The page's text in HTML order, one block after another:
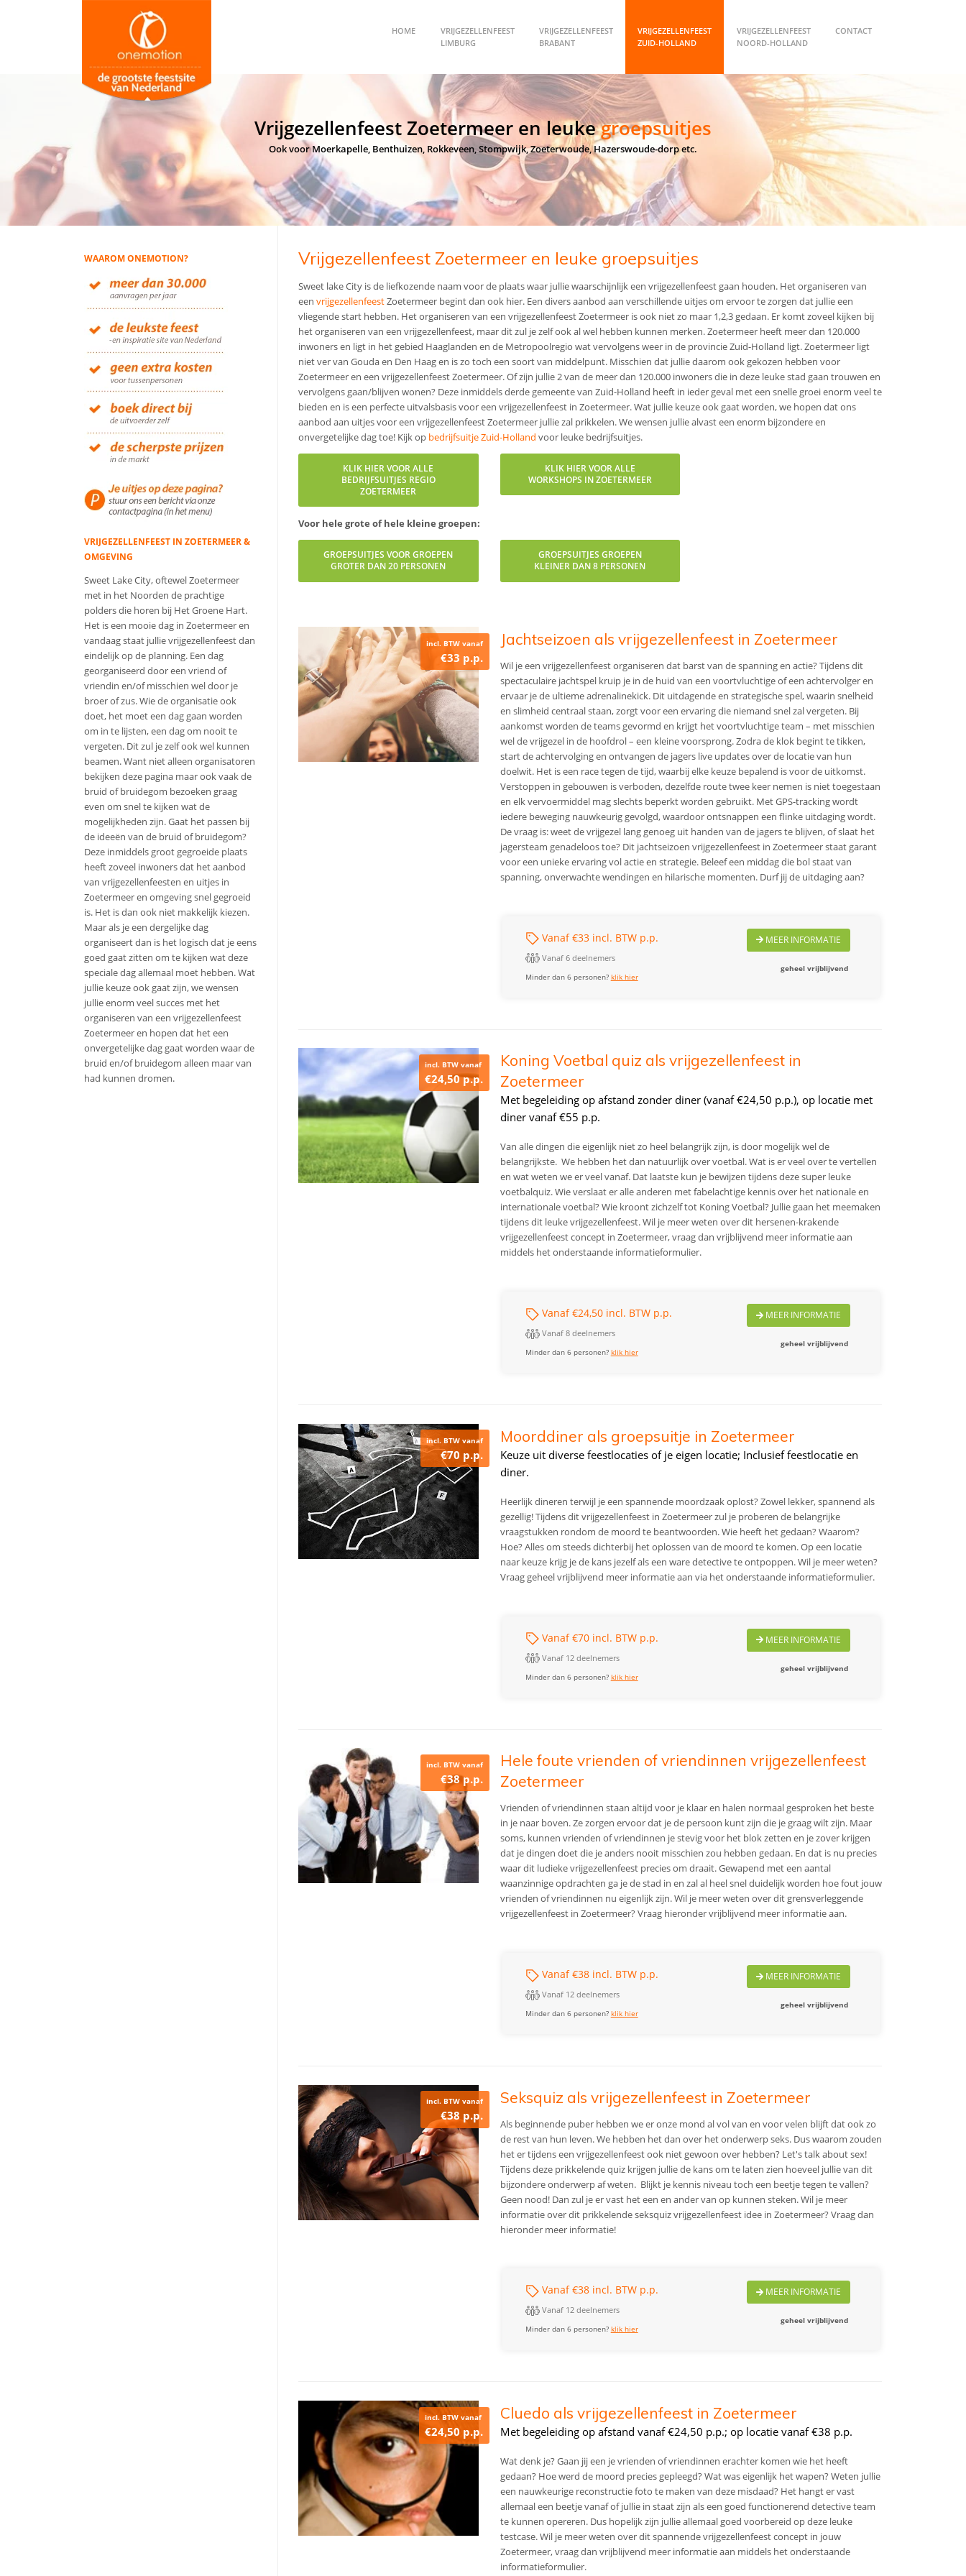
HOME
VRIJGEZELLENFEEST
LIMBURG
VRIJGEZELLENFEEST
BRABANT
VRIJGEZELLENFEEST
ZUID-HOLLAND
VRIJGEZELLENFEEST
NOORD-HOLLAND
CONTACT
Vrijgezellenfeest Zoetermeer en leukegroepsuitjes
Ook voor Moerkapelle, Benthuizen, Rokkeveen, Stompwijk, Zoeterwoude, Hazerswoude-dorp etc.
Vrijgezellenfeest Zoetermeer en leuke groepsuitjes
Sweet lake City is de liefkozende naam voor de plaats waar jullie waarschijnlijk een vrijgezellenfeest gaan houden. Het organiseren van
een vrijgezellenfeestZoetermeer begint dan ook hier. Een divers aanbod aan verschillende uitjes om ervoor te zorgen dat jullie een
vliegende start hebben. Het organiseren van een vrijgezellenfeest Zoetermeer is ook niet zo maar 1,2,3 gedaan. Er komt zoveel kijken bij
het organiseren van een vrijgezellenfeest, maar dit zul je zelf ook al wel hebben kunnen merken. Zoetermeer heeft meer dan 120.000
inwoners en ligt in het gebied Haaglanden en de Metropoolregio wat vervolgens weer in de provincie Zuid-Holland ligt. Zoetermeer ligt
niet ver van Gouda en Den Haag en is zo toch een soort van middelpunt. Misschien dat jullie daarom ook gekozen hebben voor
Zoetermeer en een vrijgezellenfeest Zoetermeer. Of zijn jullie 2 van de meer dan 120.000 inwoners die in deze leuke stad gaan trouwen en
vervolgens gaan/blijven wonen? Deze inmiddels derde gemeente van Zuid-Holland heeft in ieder geval met een snelle groei enorm veel te
bieden en is een perfecte uitvalsbasis voor een vrijgezellenfeest in Zoetermeer. Wat jullie keuze ook gaat worden, we hopen dat ons
aanbod aan uitjes voor een vrijgezellenfeest Zoetermeer jullie zal prikkelen. We wensen jullie alvast een enorm bijzondere en
onvergetelijke dag toe! Kijk op bedrijfsuitje Zuid-Holland voor leuke bedrijfsuitjes.
KLIK HIER VOOR ALLE
BEDRIJFSUITJES REGIO
ZOETERMEER
KLIK HIER VOOR ALLE
WORKSHOPS IN ZOETERMEER
Voor hele grote of hele kleine groepen:
GROEPSUITJES VOOR GROEPEN
GROTER DAN 20 PERSONEN
GROEPSUITJES GROEPEN
KLEINER DAN 8 PERSONEN
incl. BTW vanaf
€33 p.p.
Jachtseizoen als vrijgezellenfeest in Zoetermeer
Wil je een vrijgezellenfeest organiseren dat barst van de spanning en actie? Tijdens dit
spectaculaire jachtspel kruip je in de huid van een voortvluchtige of een achtervolger en
ervaar je de ultieme adrenalinekick. Dit uitdagende en strategische spel, waarin snelheid
en slimheid centraal staan, zorgt voor een ervaring die niemand snel zal vergeten. Bij
aankomst worden de teams gevormd en krijgt het voortvluchtige team – met misschien
wel de vrijgezel in de hoofdrol – een kleine voorsprong. Zodra de klok begint te tikken,
start de achtervolging en ontvangen de jagers live updates over de locatie van hun
doelwit. Het is een race tegen de tijd, waarbij elke keuze bepalend is voor de uitkomst.
Verstoppen in gebouwen is verboden, dezelfde route twee keer nemen is niet toegestaan
en elk vervoermiddel mag slechts beperkt worden gebruikt. Met GPS-tracking wordt
iedere beweging nauwkeurig gevolgd, waardoor ontsnappen een flinke uitdaging wordt.
De vraag is: weet de vrijgezel lang genoeg uit handen van de jagers te blijven, of slaat het
jagersteam genadeloos toe? Dit jachtseizoen vrijgezellenfeest in Zoetermeer staat garant
voor een unieke ervaring vol actie en strategie. Beleef een middag die bol staat van
spanning, onverwachte wendingen en hilarische momenten. Durf jij de uitdaging aan?
Vanaf €33 incl. BTW p.p.
Vanaf 6 deelnemers
Minder dan 6 personen? klik hier
MEER INFORMATIE
geheel vrijblijvend
incl. BTW vanaf
€24,50 p.p.
Koning Voetbal quiz als vrijgezellenfeest in
Zoetermeer
Met begeleiding op afstand zonder diner (vanaf €24,50 p.p.), op locatie met
diner vanaf €55 p.p.
Van alle dingen die eigenlijk niet zo heel belangrijk zijn, is door mogelijk wel de
belangrijkste. We hebben het dan natuurlijk over voetbal. Wat is er veel over te vertellen
en wat weten we er veel vanaf. Dat laatste kun je bewijzen tijdens deze super leuke
voetbalquiz. Wie verslaat er alle anderen met fabelachtige kennis over het nationale en
internationale voetbal? Wie kroont zichzelf tot Koning Voetbal? Jullie gaan het meemaken
tijdens dit leuke vrijgezellenfeest.Wil je meer weten over dit hersenen-krakende
vrijgezellenfeest concept in Zoetermeer, vraag dan vrijblijvend meer informatie aan
middels het onderstaande informatieformulier.
Vanaf €24,50 incl. BTW p.p.
Vanaf 8 deelnemers
Minder dan 6 personen? klik hier
MEER INFORMATIE
geheel vrijblijvend
incl. BTW vanaf
€70 p.p.
Moorddiner als groepsuitje in Zoetermeer
Keuze uit diverse feestlocaties of je eigen locatie; Inclusief feestlocatie en
diner.
Heerlijk dineren terwijl je een spannende moordzaak oplost? Zowel lekker, spannend als
gezellig! Tijdens dit vrijgezellenfeest in Zoetermeer zul je proberen de belangrijke
vraagstukken rondom de moord te beantwoorden. Wie heeft het gedaan? Waarom?
Hoe? Alles om steeds dichterbij het oplossen van de moord te komen. Op een locatie
naar keuze krijg je de kans jezelf als een ware detective te ontpoppen. Wil je meer weten?
Vraag geheel vrijblijvend meer informatie aan via het onderstaande informatieformulier.
Vanaf €70 incl. BTW p.p.
Vanaf 12 deelnemers
Minder dan 6 personen? klik hier
MEER INFORMATIE
geheel vrijblijvend
incl. BTW vanaf
€38 p.p.
Hele foute vrienden of vriendinnen vrijgezellenfeest
Zoetermeer
Vrienden of vriendinnen staan altijd voor je klaar en halen normaal gesproken het beste
in je naar boven. Ze zorgen ervoor dat je de persoon kunt zijn die je graag wilt zijn. Maar
soms, kunnen vrienden of vriendinnen je stevig voor het blok zetten en je zover krijgen
dat je dingen doet die je anders nooit misschien zou hebben gedaan. En dat is nu precies
waar dit ludieke vrijgezellenfeest precies om draait. Gewapend met een aantal
waanzinnige opdrachten ga je de stad in en zal al heel snel duidelijk worden hoe fout jouw
vrienden of vriendinnen nu eigenlijk zijn. Wil je meer weten over dit grensverleggende
vrijgezellenfeest in Zoetermeer? Vraag hieronder vrijblijvend meer informatie aan.
Vanaf €38 incl. BTW p.p.
Vanaf 12 deelnemers
Minder dan 6 personen? klik hier
MEER INFORMATIE
geheel vrijblijvend
incl. BTW vanaf
€38 p.p.
Seksquiz als vrijgezellenfeest in Zoetermeer
Als beginnende puber hebben we er onze mond al vol van en voor velen blijft dat ook zo
de rest van hun leven. We hebben het dan over het onderwerp seks. Dus waarom zouden
het er tijdens een vrijgezellenfeest ook niet gewoon over hebben? Let's talk about sex!
Tijdens deze prikkelende quiz krijgen jullie de kans om te laten zien hoeveel jullie van dit
bijzondere onderwerp af weten. Blijkt je kennis niveau toch een beetje tegen te vallen?
Geen nood! Dan zul je er vast het een en ander van op kunnen steken.Wil je meer
informatie over dit prikkelende seksquiz vrijgezellenfeest idee in Zoetermeer? Vraag dan
hieronder meer informatie!
Vanaf €38 incl. BTW p.p.
Vanaf 12 deelnemers
Minder dan 6 personen? klik hier
MEER INFORMATIE
geheel vrijblijvend
incl. BTW vanaf
€24,50 p.p.
Cluedo als vrijgezellenfeest in Zoetermeer
Met begeleiding op afstand vanaf €24,50 p.p.; op locatie vanaf €38 p.p.
Wat denk je? Gaan jij een je vrienden of vriendinnen erachter komen wie het heeft
gedaan? Hoe werd de moord precies gepleegd? Wat was eigenlijk het wapen? Weten jullie
een nauwkeurige reconstructie foto te maken van deze misdaad? Het hangt er vast
allemaal een beetje vanaf of jullie in staat zijn als een goed functionerend detective team
te kunnen opereren. Dus hopelijk zijn jullie allemaal goed voorbereid op deze leuke
testcase.Wil je meer weten over dit spannende vrijgezellenfeest concept in jouw
Zoetermeer, vraag dan vrijblijvend meer informatie aan middels het onderstaande
informatieformulier.
WAAROM ONEMOTION?
VRIJGEZELLENFEEST IN ZOETERMEER &
OMGEVING
Sweet Lake City, oftewel Zoetermeer
met in het Noorden de prachtige
polders die horen bij Het Groene Hart.
Het is een mooie dag in Zoetermeer en
vandaag staat jullie vrijgezellenfeest dan
eindelijk op de planning. Een dag
georganiseerd door een vriend of
vriendin en/of misschien wel door je
broer of zus. Wie de organisatie ook
doet, het moet een dag gaan worden
om in te lijsten, een dag om nooit te
vergeten. Dit zul je zelf ook wel kunnen
beamen. Want niet alleen organisatoren
bekijken deze pagina maar ook vaak de
bruid of bruidegom bezoeken graag
even om snel te kijken wat de
mogelijkheden zijn. Gaat het passen bij
de ideeën van de bruid of bruidegom?
Deze inmiddels groot gegroeide plaats
heeft zoveel inwoners dat het aanbod
van vrijgezellenfeesten en uitjes in
Zoetermeer en omgeving snel gegroeid
is. Het is dan ook niet makkelijk kiezen.
Maar als je een dergelijke dag
organiseert dan is het logisch dat je eens
goed gaat zitten om te kijken wat deze
speciale dag allemaal moet hebben. Wat
jullie keuze ook gaat zijn, we wensen
jullie enorm veel succes met het
organiseren van een vrijgezellenfeest
Zoetermeer en hopen dat het een
onvergetelijke dag gaat worden waar de
bruid en/of bruidegom alleen maar van
had kunnen dromen.